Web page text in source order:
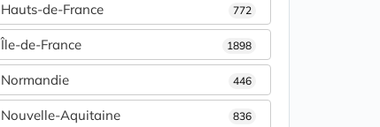
Hauts-de-France 772
Île-de-France 1898
Normandie 446
Nouvelle-Aquitaine 836